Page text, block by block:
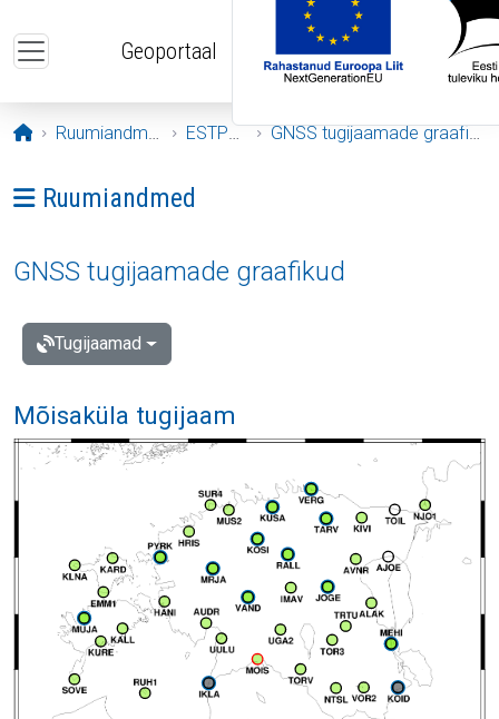
Geoportaal
Avaleht
Ruumiandmed ESTPOS GNSS tugijaamade graafikud
Ava menüü: Ruumiandmed
Ruumiandmed
GNSS tugijaamade graafikud
Tugijaamad
Mõisaküla tugijaam